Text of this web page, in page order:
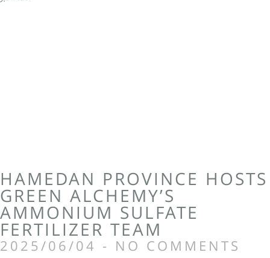
HAMEDAN PROVINCE HOSTS
GREEN ALCHEMY’S
AMMONIUM SULFATE
FERTILIZER TEAM
2025/06/04 NO COMMENTS